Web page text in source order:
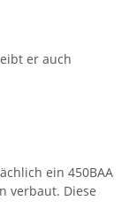
er auch
ein 450BAA
verbaut. Diese